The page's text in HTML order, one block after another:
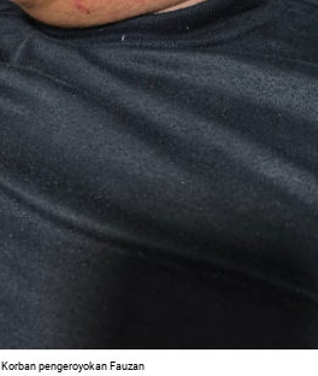
Korban pengeroyokan Fauzan